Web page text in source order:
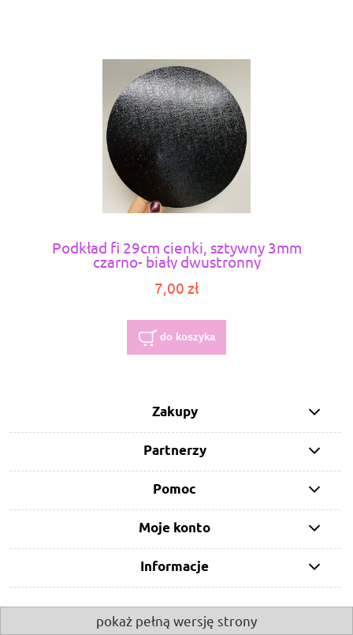
Podkład fi 29cm cienki, sztywny 3mm
czarno- biały dwustronny
7,00 zł
do koszyka
Zakupy
Partnerzy
Pomoc
Moje konto
Informacje
pokaż pełną wersję strony